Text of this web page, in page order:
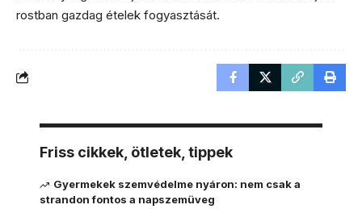
rostban gazdag ételek fogyasztását.
Friss cikkek, ötletek, tippek
Gyermekek szemvédelme nyáron: nem csak a
strandon fontos a napszemüveg